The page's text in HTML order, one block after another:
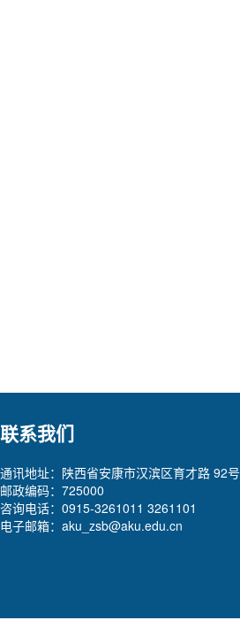
联系我们
通讯地址：陕西省安康市汉滨区育才路 92号
邮政编码：725000
咨询电话：0915-3261011 3261101
电子邮箱：aku_zsb@aku.edu.cn